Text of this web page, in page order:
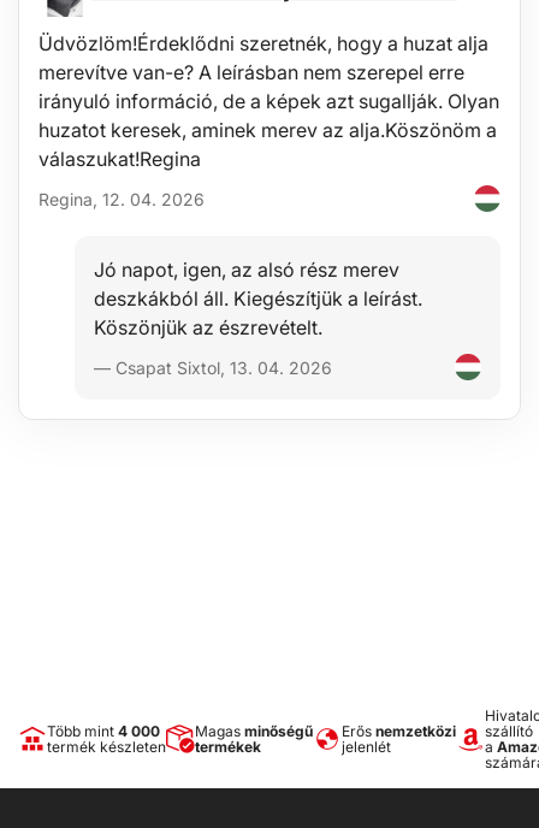
Hangtalan működés
Kompakt méret
Ehhez a diffúzorhoz nincs szükség vattapálcára
Műszaki jellemzők:
Tartály térfogata: 200 ml
Elpárologtatás: 20 – 30 ml / h
Üzemi feszültség: 5 V
Automatikus kikapcsolás: a víz teljes elpárolgása után
Tápellátás: USB-kábellel DC 5V
Anyag: PP (polipropilén), ABS
Tápkábel hossza: 97 cm
Szín: fehér fényes
A csomag tartalma:
Üdvözlöm!Érdeklődni szeretnék, hogy a huzat alja
merevítve van-e? A leírásban nem szerepel erre
irányuló információ, de a képek azt sugallják. Olyan
huzatot keresek, aminek merev az alja.Köszönöm a
válaszukat!Regina
Regina, 12. 04. 2026
Jó napot, igen, az alsó rész merev
deszkákból áll. Kiegészítjük a leírást.
Köszönjük az észrevételt.
— Csapat Sixtol, 13. 04. 2026
Több mint 4 000
termék készleten
Magas minőségű
termékek
Erős nemzetközi
jelenlét
szállító
a